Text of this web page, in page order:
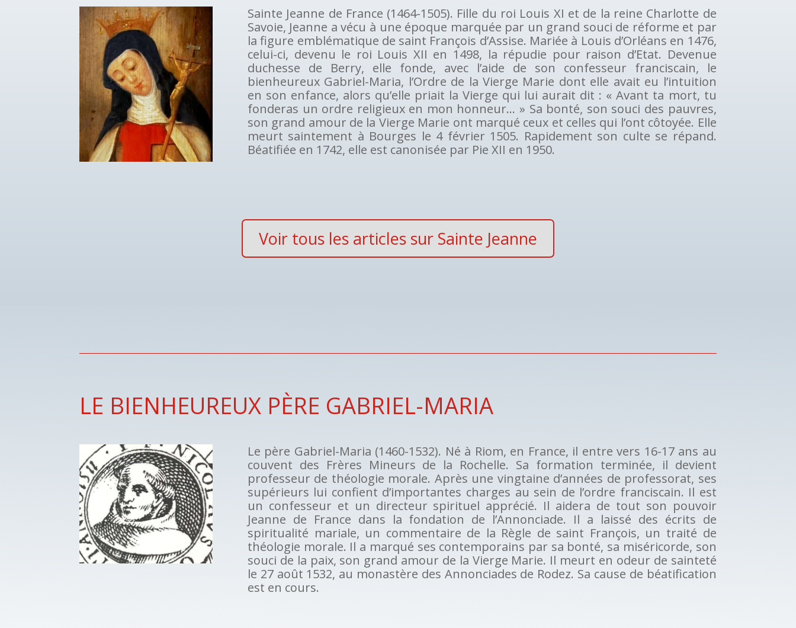
Sainte Jeanne de France (1464-1505). Fille du roi Louis XI et de la reine Charlotte de
Savoie, Jeanne a vécu à une époque marquée par un grand souci de réforme et par
la figure emblématique de saint François d’Assise. Mariée à Louis d’Orléans en 1476,
celui-ci, devenu le roi Louis XII en 1498, la répudie pour raison d’Etat. Devenue
duchesse de Berry, elle fonde, avec l’aide de son confesseur franciscain, le
bienheureux Gabriel-Maria, l’Ordre de la Vierge Marie dont elle avait eu l’intuition
en son enfance, alors qu’elle priait la Vierge qui lui aurait dit : « Avant ta mort, tu
fonderas un ordre religieux en mon honneur… » Sa bonté, son souci des pauvres,
son grand amour de la Vierge Marie ont marqué ceux et celles qui l’ont côtoyée. Elle
meurt saintement à Bourges le 4 février 1505. Rapidement son culte se répand.
Béatifiée en 1742, elle est canonisée par Pie XII en 1950.
Voir tous les articles sur Sainte Jeanne
LE BIENHEUREUX PÈRE GABRIEL-MARIA
Le père Gabriel-Maria (1460-1532). Né à Riom, en France, il entre vers 16-17 ans au
couvent des Frères Mineurs de la Rochelle. Sa formation terminée, il devient
professeur de théologie morale. Après une vingtaine d’années de professorat, ses
supérieurs lui confient d’importantes charges au sein de l’ordre franciscain. Il est
un confesseur et un directeur spirituel apprécié. Il aidera de tout son pouvoir
Jeanne de France dans la fondation de l’Annonciade. Il a laissé des écrits de
spiritualité mariale, un commentaire de la Règle de saint François, un traité de
théologie morale. Il a marqué ses contemporains par sa bonté, sa miséricorde, son
souci de la paix, son grand amour de la Vierge Marie. Il meurt en odeur de sainteté
le 27 août 1532, au monastère des Annonciades de Rodez. Sa cause de béatification
est en cours.